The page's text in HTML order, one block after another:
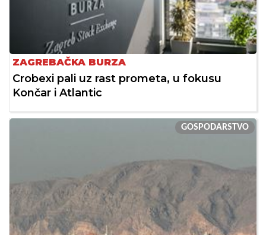
ZAGREBAČKA BURZA
Crobexi pali uz rast prometa, u fokusu
Končar i Atlantic
GOSPODARSTVO